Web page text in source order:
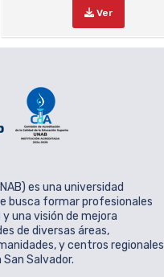
Ver
es una universidad
busca formar profesionales
una visión de mejora
de diversas áreas,
y centros regionales
Salvador.